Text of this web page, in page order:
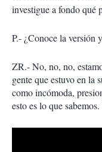
investigue a fondo qué
P.- ¿Conoce la versión
ZR.- No, no, no,
gente que estuvo en la
como incómoda,
esto es lo que